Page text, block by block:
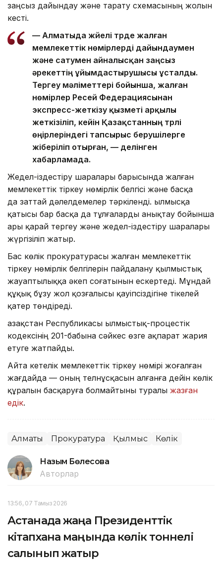
заңсыз дайындау және тарату схемасының жолын
кесті.
— Алматыда жүйелі түрде жалған
мемлекеттік нөмірлерді дайындаумен
және сатумен айналысқан заңсыз
әрекеттің ұйымдастырушысы ұсталды.
Тергеу мәліметтері бойынша, жалған
нөмірлер Ресей Федерациясынан
экспресс-жеткізу қызметі арқылы
жеткізіліп, кейін Қазақстанның түрлі
өңірлеріндегі тапсырыс берушілерге
жіберіліп отырған, — делінген
хабарламада.
Жедел-іздестіру шаралары барысында жалған
мемлекеттік тіркеу нөмірлік белгісі және басқа
да заттай дәлелдемелер тәркіленді. Қылмысқа
қатысы бар басқа да тұлғаларды анықтау бойынша
ары қарай тергеу және жедел-іздестіру шаралары
жүргізіліп жатыр.
Бас көлік прокуратурасы жалған мемлекеттік
тіркеу нөмірлік белгілерін пайдалану қылмыстық
жауаптылыққа әкеп соғатынын ескертеді. Мұндай
құқық бұзу жол қозғалысы қауіпсіздігіне тікелей
қатер төндіреді.
Қазақстан Республикасы Қылмыстық-процестік
кодексінің 201-бабына сәйкес өзге ақпарат жария
етуге жатпайды.
Айта кетелік мемлекеттік тіркеу нөмірі жоғалған
жағдайда — оның телнұсқасын алғанға дейін көлік
құралын басқаруға болмайтыны туралы жазған
едік.
Алматы Прокуратура Қылмыс Көлік
Назым Бөлесова
Авторлар
13:56, 07 Тамыз 2026
Астанада жаңа Президенттік
кітапхана маңында көлік тоннелі
салынып жатыр